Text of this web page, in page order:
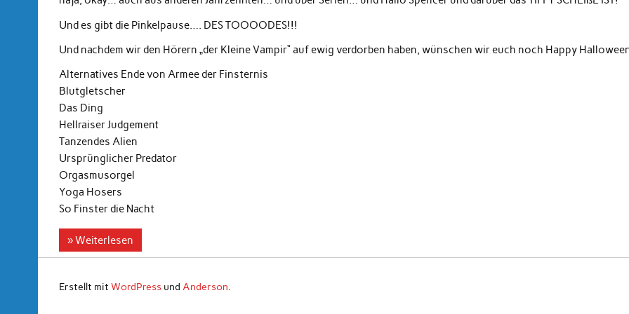
Und es gibt die Pinkelpause…. DES TOOOODES!!!
Und nachdem wir den Hörern „der Kleine Vampir“ auf ewig verdorben haben, wünschen wir euch noch Happy
Alternatives Ende von Armee der Finsternis
Blutgletscher
Das Ding
Hellraiser Judgement
Tanzendes Alien
Ursprünglicher Predator
Orgasmusorgel
Yoga Hosers
So Finster die Nacht
» Weiterlesen
Erstellt mitWordPress undAnderson.